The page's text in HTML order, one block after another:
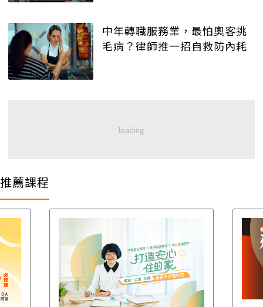
中年轉職服務業，最怕奧客挑
毛病？律師推一招自救防內耗
推薦課程